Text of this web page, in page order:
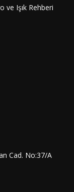
ve Işık Rehberi
Cad. No:37/A